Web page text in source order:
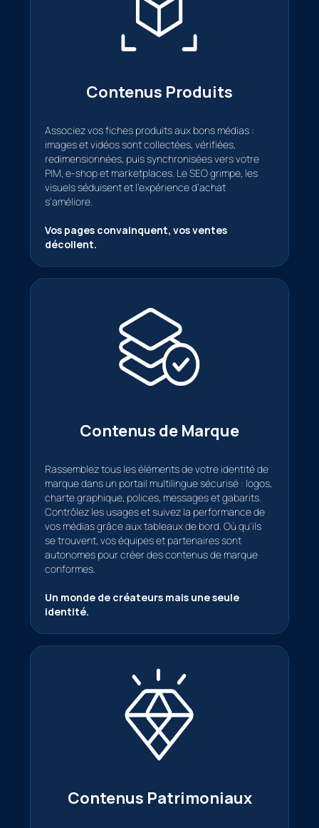
Contenus Produits
Associez vos fiches produits aux bons médias :
images et vidéos sont collectées, vérifiées,
redimensionnées, puis synchronisées vers votre
PIM, e-shop et marketplaces. Le SEO grimpe, les
visuels séduisent et l’expérience d’achat
s'améliore.
Vos pages convainquent, vos ventes
décollent.
Contenus de Marque
Rassemblez tous les éléments de votre identité de
marque dans un portail multilingue sécurisé : logos,
charte graphique, polices, messages et gabarits.
Contrôlez les usages et suivez la performance de
vos médias grâce aux tableaux de bord. Où qu'ils
se trouvent, vos équipes et partenaires sont
autonomes pour créer des contenus de marque
conformes.
Un monde de créateurs mais une seule
identité.
Contenus Patrimoniaux